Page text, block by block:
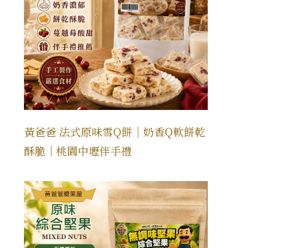
黃爸爸 法式原味雪Q餅｜奶香Q軟餅乾
酥脆｜桃園中壢伴手禮